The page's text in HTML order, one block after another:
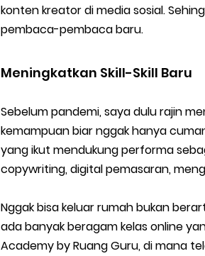
konten kreator di media sosial.
pembaca-pembaca baru.
Meningkatkan Skill-Skill Baru
Sebelum pandemi, saya dulu rajin
kemampuan biar nggak hanya
yang ikut mendukung performa
copywriting, digital pemasaran,
Nggak bisa keluar rumah bukan
ada banyak beragam kelas online
Academy by Ruang Guru, di mana